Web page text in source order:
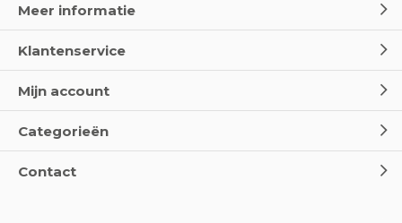
Meer informatie
Klantenservice
Mijn account
Categorieën
Contact